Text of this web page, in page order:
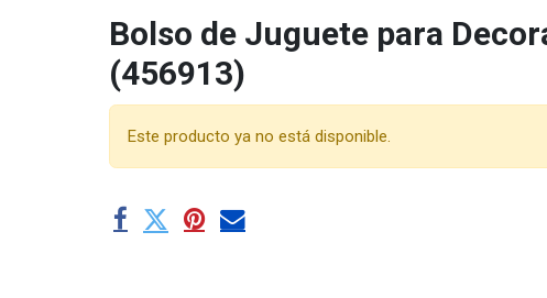
Bolso de Juguete para
(456913)
Este producto ya no está disponible.